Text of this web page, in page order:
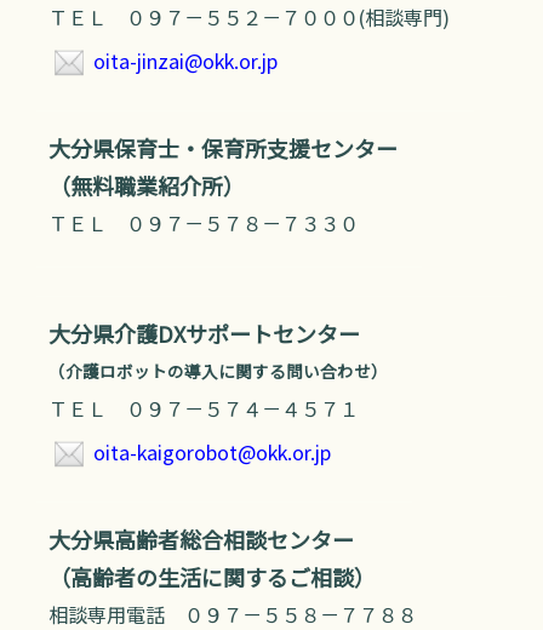
ＴＥＬ ０９７－５５２－７０００(相談専門)
oita-jinzai@okk.or.jp
大分県保育士・保育所支援センター
（無料職業紹介所）
ＴＥＬ ０９７－５７８－７３３０
大分県介護DXサポートセンター
（介護ロボットの導入に関する問い合わせ）
ＴＥＬ ０９７－５７４－４５７１
oita-kaigorobot@okk.or.jp
大分県高齢者総合相談センター
（高齢者の生活に関するご相談）
相談専用電話 ０９７－５５８－７７８８